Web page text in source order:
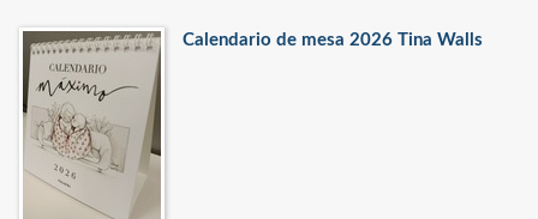
Calendario de mesa 2026 Tina Walls